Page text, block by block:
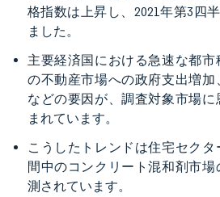
格指数は上昇し、2021年第3四
ました。
主要経済国における急速な都
の不動産市場への政府支出増
などの要因が、調査対象市場
まれています。
こうしたトレンドは住宅セク
間中のコンクリート混和剤市
測されています。